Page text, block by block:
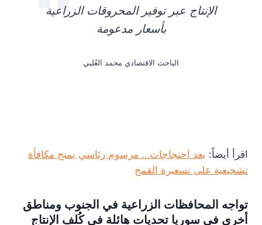
الإنتاج عبر توفير المحروقات الزراعية
بأسعار مدعومة
الباحث الاقتصادي محمد العُلبي
اقرأ أيضاً: بعد احتجاجات… مرسوم رئاسي يمنح مكافأة
تشجيعية على تسعيرة القمح
تواجه المحافظات الزراعية في الجنوب ومناطق
أخرى في سوريا تحديات هائلة في كُلف الإنتاج